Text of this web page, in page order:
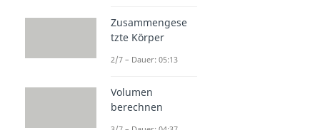
Zusammengese
tzte Körper
2/7 – Dauer: 05:13
Volumen
berechnen